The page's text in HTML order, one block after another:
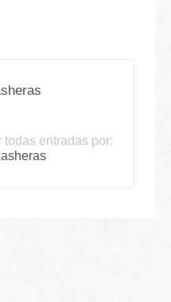
todas entradas por: